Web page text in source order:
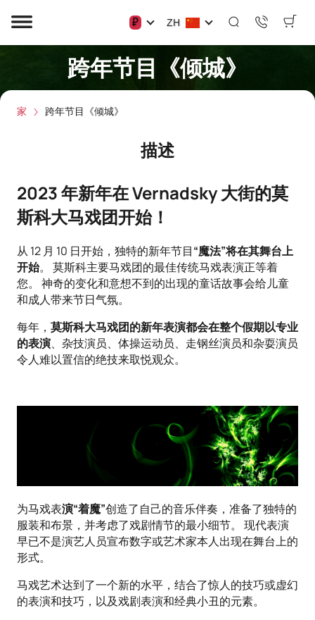
₽ ZH
跨年节目《倾城》
家 跨年节目《倾城》
描述
2023 年新年在 Vernadsky 大街的莫
斯科大马戏团开始！
从 12 月 10 日开始，独特的新年节目“魔法”将在其舞台上
开始。 莫斯科主要马戏团的最佳传统马戏表演正等着
您。 神奇的变化和意想不到的出现的童话故事会给儿童
和成人带来节日气氛。
每年， 莫斯科大马戏团的新年表演都会在整个假期以专业
的表演、杂技演员、体操运动员、走钢丝演员和杂耍演员
令人难以置信的绝技来取悦观众。
为马戏表演“着魔”创造了自己的音乐伴奏，准备了独特的
服装和布景，并考虑了戏剧情节的最小细节。 现代表演
早已不是演艺人员宣布数字或艺术家本人出现在舞台上的
形式。
马戏艺术达到了一个新的水平，结合了惊人的技巧或虚幻
的表演和技巧，以及戏剧表演和经典小丑的元素。